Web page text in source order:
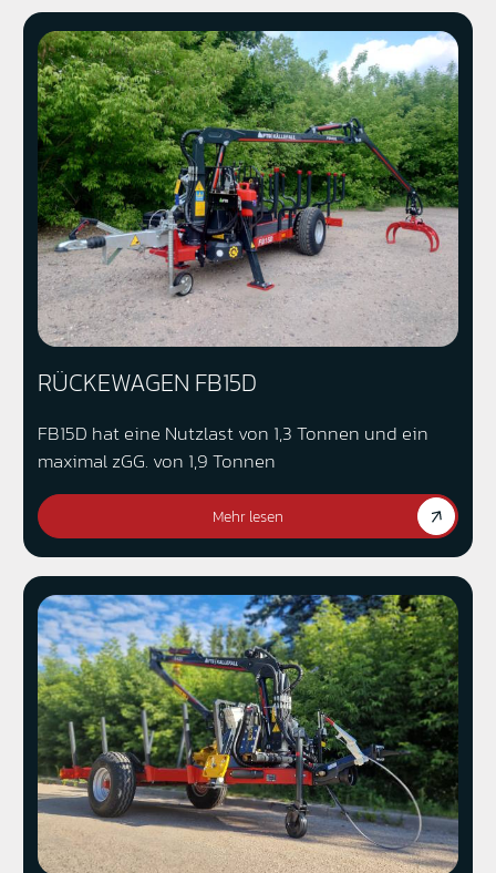
RÜCKEWAGEN FB15D
FB15D hat eine Nutzlast von 1,3 Tonnen und ein
maximal zGG. von 1,9 Tonnen
Mehr lesen